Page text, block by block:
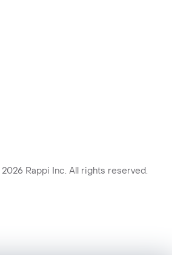
2026 Rappi Inc. All rights reserved.